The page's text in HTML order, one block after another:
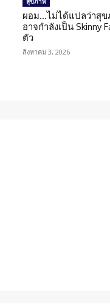
ผอม…ไม่ได้แปลว่าสุ
อาจกำลังเป็น Skinny
ตัว
สิงหาคม 3, 2026